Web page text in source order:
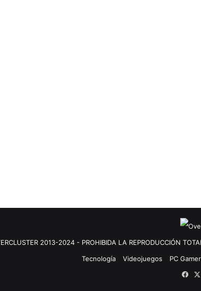
2013-2024 - PROHIBIDA LA REPRODUCCIÓN
Tecnología
Videojuegos PC Gamer